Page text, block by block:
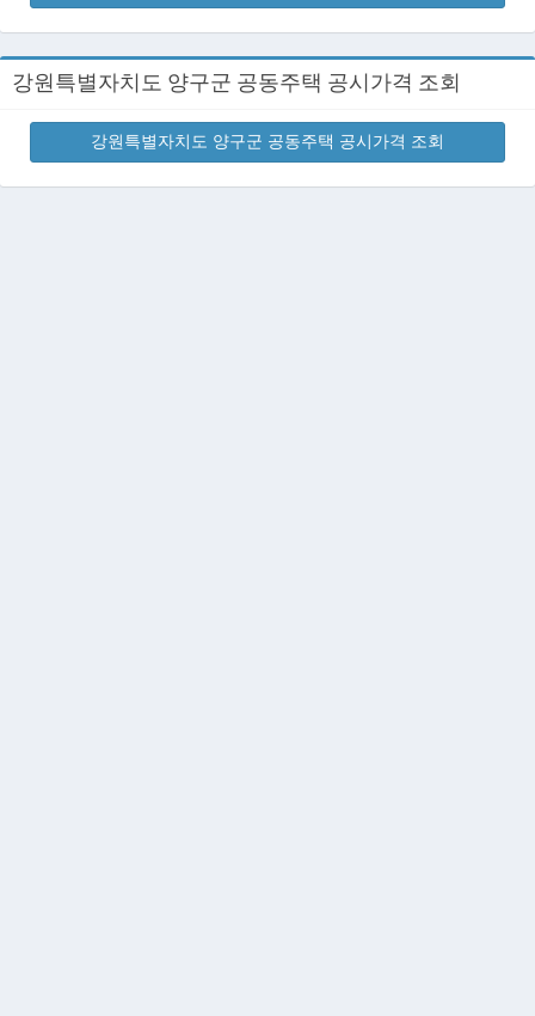
강원특별자치도 양구군 공동주택 공시가격 조회
강원특별자치도 양구군 공동주택 공시가격 조회